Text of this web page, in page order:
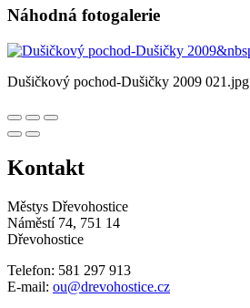
Náhodná fotogalerie
Dušičkový pochod-Dušičky 2009 021.jpg
Kontakt
Městys Dřevohostice
Náměstí 74, 751 14
Dřevohostice
Telefon: 581 297 913
E-mail: ou@drevohostice.cz